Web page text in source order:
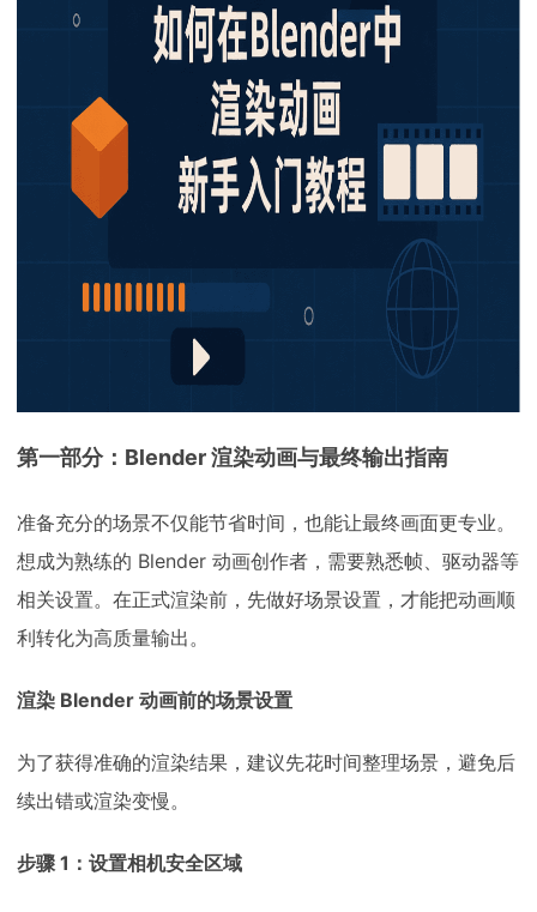
第一部分：Blender 渲染动画与最终输出指南
准备充分的场景不仅能节省时间，也能让最终画面更专业。
想成为熟练的 Blender 动画创作者，需要熟悉帧、驱动器等
相关设置。在正式渲染前，先做好场景设置，才能把动画顺
利转化为高质量输出。
渲染 Blender 动画前的场景设置
为了获得准确的渲染结果，建议先花时间整理场景，避免后
续出错或渲染变慢。
步骤 1：设置相机安全区域